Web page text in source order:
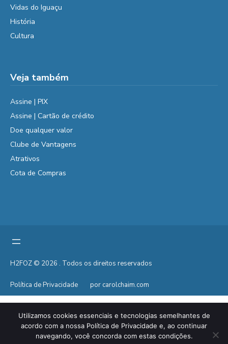
Vidas do Iguaçu
História
Cultura
Veja também
Assine | PIX
Assine | Cartão de crédito
Doe qualquer valor
Clube de Vantagens
Atrativos
Cota de Compras
H2FOZ © 2026 . Todos os direitos reservados
Política de Privacidade por carolchaim.com
Utilizamos cookies essenciais e tecnologias semelhantes de
acordo com a nossa Política de Privacidade e, ao continuar
navegando, você concorda com estas condições.